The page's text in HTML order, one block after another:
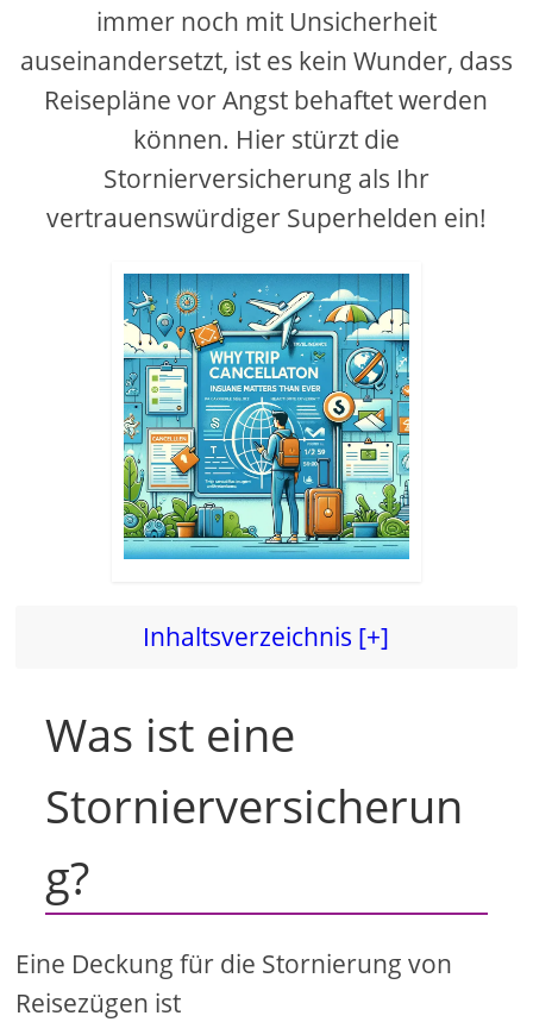
immer noch mit Unsicherheit
auseinandersetzt, ist es kein Wunder, dass
Reisepläne vor Angst behaftet werden
können. Hier stürzt die
Stornierversicherung als Ihr
vertrauenswürdiger Superhelden ein!
Inhaltsverzeichnis [+]
Was ist eine
Stornierversicherun
g?
Eine Deckung für die Stornierung von
Reisezügen ist